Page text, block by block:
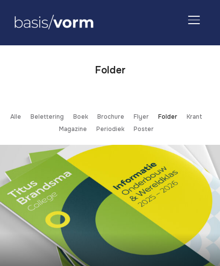
Folder
Alle Belettering Boek Brochure Flyer Folder
Krant
Magazine
Periodiek Poster